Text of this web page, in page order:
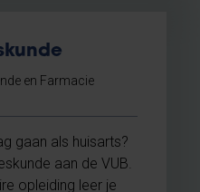
en Farmacie
gaan als huisarts?
aan de VUB.
opleiding leer je